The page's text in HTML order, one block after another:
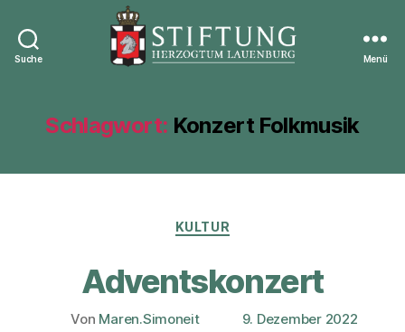
Suche
Lauenburg
Menü
Schlagwort: Konzert Folkmusik
Kategorien
KULTUR
Adventskonzert
Beitragsautor
Von Maren.Simoneit Veröffentlichungsdatum
9. Dezember 2022